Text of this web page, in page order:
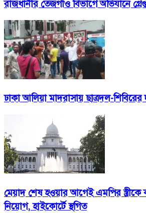
রাজধানীর তেজগাঁও বিভাগে অভিযানে
ঢাকা আলিয়া মাদরাসায় ছাত্রদল-
মেয়াদ শেষ হওয়ার আগেই এমপির
নিয়োগ, হাইকোর্টে স্থগিত